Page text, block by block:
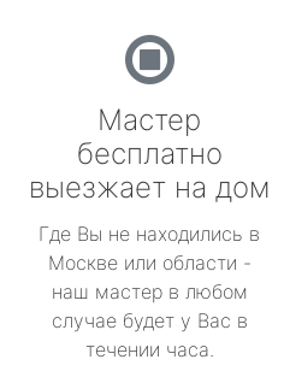
Мастер
бесплатно
выезжает на дом
Где Вы не находились в
Москве или области -
наш мастер в любом
случае будет у Вас в
течении часа.